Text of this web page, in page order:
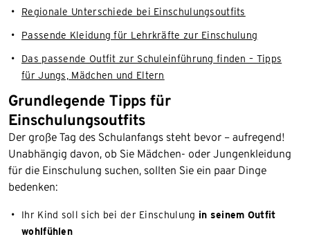
Regionale Unterschiede bei Einschulungsoutfits
Passende Kleidung für Lehrkräfte zur Einschulung
Das passende Outfit zur Schuleinführung finden – Tipps
für Jungs, Mädchen und Eltern
Grundlegende Tipps für
Einschulungsoutfits
Der große Tag des Schulanfangs steht bevor – aufregend!
Unabhängig davon, ob Sie Mädchen- oder Jungenkleidung
für die Einschulung suchen, sollten Sie ein paar Dinge
bedenken:
Ihr Kind soll sich bei der Einschulung in seinem Outfit
wohlfühlen